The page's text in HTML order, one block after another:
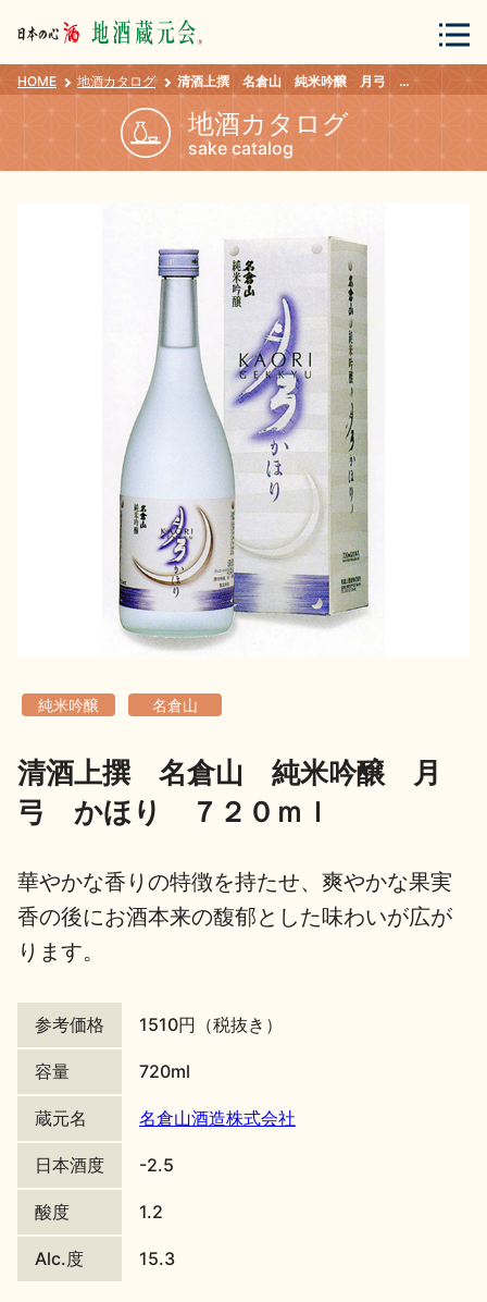
会員登録 ログイン
地酒カタログ
地酒解体新書
お楽しみコンテンツ
地酒川柳
日本酒の楽しみ方特集
地酒・イベント情報
HOME 地酒カタログ 清酒上撰 名倉山 純米吟醸 月弓 かほり ７２０ｍｌ
地酒カタログ
sake catalog
純米吟醸 名倉山
清酒上撰 名倉山 純米吟醸 月
弓 かほり ７２０ｍｌ
華やかな香りの特徴を持たせ、爽やかな果実
香の後にお酒本来の馥郁とした味わいが広が
ります。
参考価格 1510円（税抜き）
容量 720ml
蔵元名 名倉山酒造株式会社
日本酒度 -2.5
酸度 1.2
Alc.度 15.3